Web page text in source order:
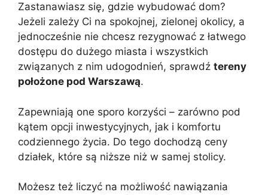
Zastanawiasz się, gdzie wybudować dom?
Jeżeli zależy Ci na spokojnej, zielonej okolicy, a
jednocześnie nie chcesz rezygnować z łatwego
dostępu do dużego miasta i wszystkich
związanych z nim udogodnień, sprawdź tereny
położone pod Warszawą.
Zapewniają one sporo korzyści – zarówno pod
kątem opcji inwestycyjnych, jak i komfortu
codziennego życia. Do tego dochodzą ceny
działek, które są niższe niż w samej stolicy.
Możesz też liczyć na możliwość nawiązania